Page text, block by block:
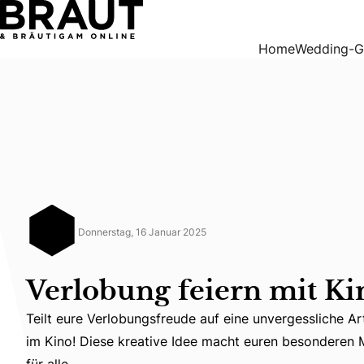
HomeWedding-
Donnerstag, 16 Januar 2025
Verlobung feiern mit
Teilt eure Verlobungsfreude auf eine unvergessliche
Teilt eure Verlobungsfreude auf eine unvergessliche
im Kino! Diese kreative Idee macht euren besonderen